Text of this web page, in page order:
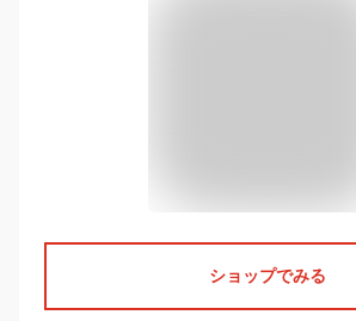
ショップでみる